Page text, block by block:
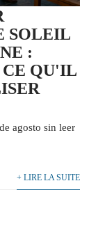
SOLEIL
:
CE QU'IL
agosto sin leer
+ LIRE LA SUITE